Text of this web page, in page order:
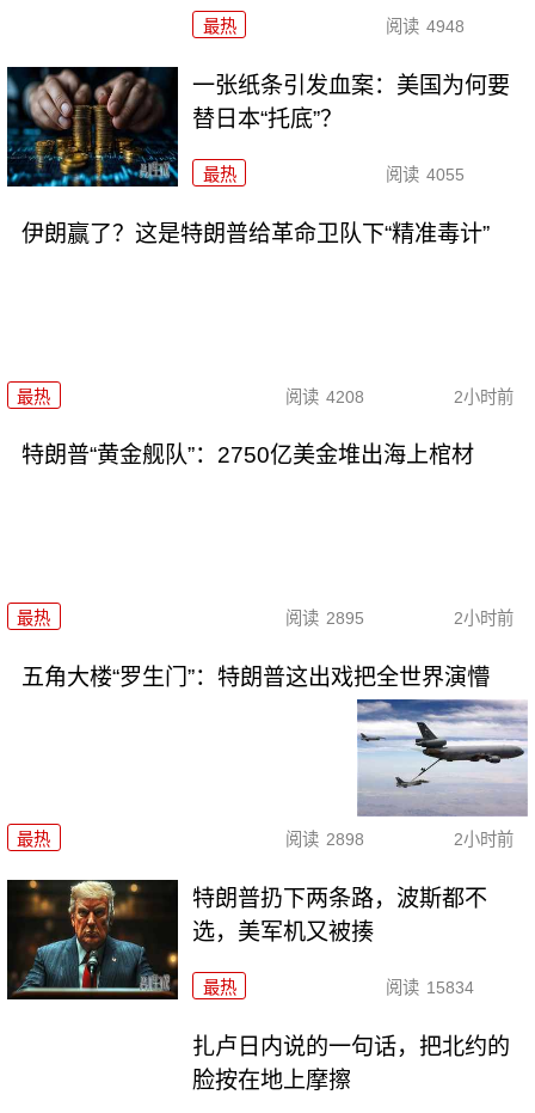
最热 阅读 4948
一张纸条引发血案：美国为何要
替日本“托底”？
最热 阅读 4055
伊朗赢了？这是特朗普给革命卫队下“精准毒计”
最热 阅读 4208 2小时前
特朗普“黄金舰队”：2750亿美金堆出海上棺材
最热 阅读 2895 2小时前
五角大楼“罗生门”：特朗普这出戏把全世界演懵
最热 阅读 2898 2小时前
特朗普扔下两条路，波斯都不
选，美军机又被揍
最热 阅读 15834
扎卢日内说的一句话，把北约的
脸按在地上摩擦